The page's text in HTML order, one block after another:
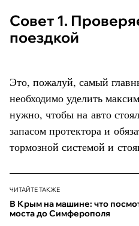
Совет 1. Проверяем авто перед
поездкой
Это, пожалуй, самый
необходимо уделить
нужно, чтобы на авто
запасом протектора и
тормозной системой и
ЧИТАЙТЕ ТАКЖЕ
В Крым на машине: что
моста до Симферополя